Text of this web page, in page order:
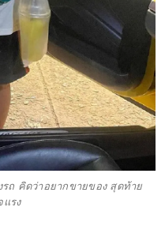
รถ คิดว่าอยากขายของ สุดท้าย
แรง